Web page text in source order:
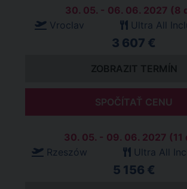
30. 05. - 06. 06. 2027 (8
Vroclav
Ultra All
3 607 €
ZOBRAZIT TERMÍN
SPOČÍTAŤ CENU
30. 05. - 09. 06. 2027 (11
Rzeszów
Ultra All
5 156 €